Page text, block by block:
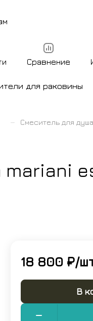
Сравнение
для раковины
–
Смеситель для
mariani
18 800 ₽/
В